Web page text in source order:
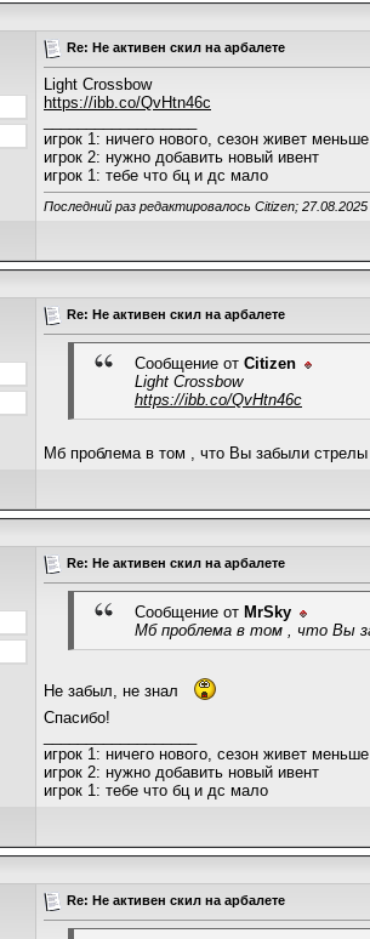
Re: Не активен скил на арбалете
Light Crossbow
https://ibb.co/QvHtn46c
игрок 1: ничего нового, сезон живет
игрок 2: нужно добавить новый ивент
игрок 1: тебе что бц и дс мало
Последний раз редактировалось Citizen; 27.08.2025
Re: Не активен скил на арбалете
Сообщение от Citizen
Light Crossbow
https://ibb.co/QvHtn46c
Мб проблема в том , что Вы забыли
Re: Не активен скил на арбалете
Сообщение от MrSky
Мб проблема в том , что Вы
Не забыл, не знал
Спасибо!
игрок 1: ничего нового, сезон живет
игрок 2: нужно добавить новый ивент
игрок 1: тебе что бц и дс мало
Re: Не активен скил на арбалете